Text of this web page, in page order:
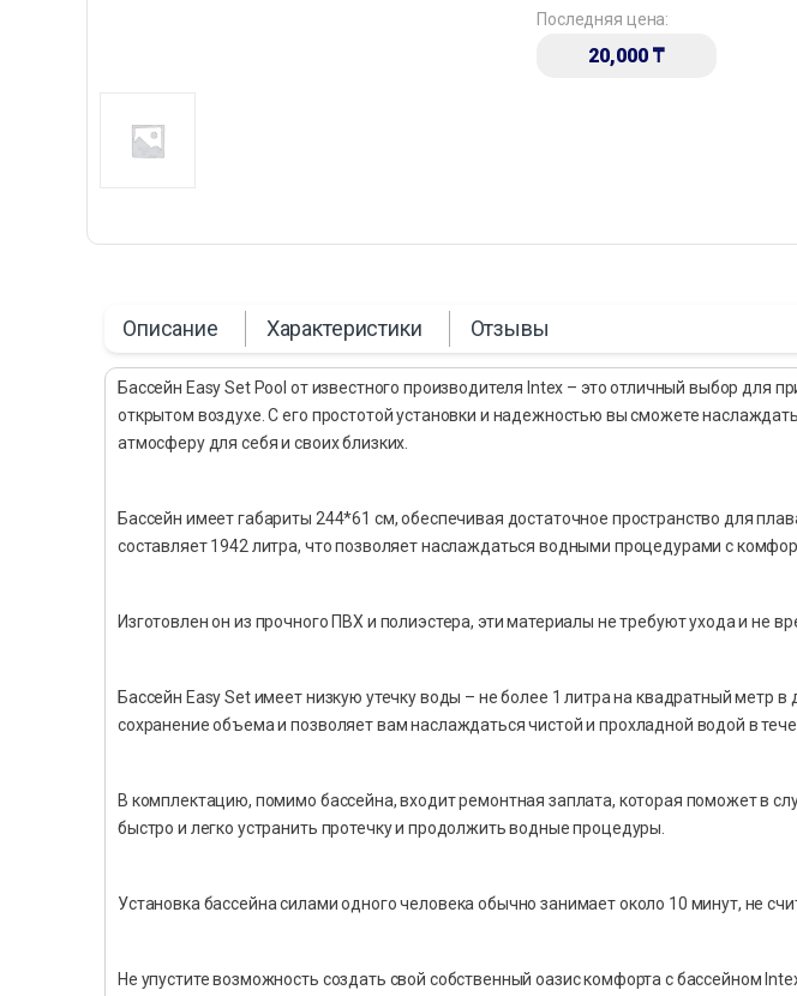
Последняя цена:
20,000 ₸
Описание Характеристики Отзывы
Бассейн Easy Set Pool от известного производителя Intex – это отличный выбор для
открытом воздухе. С его простотой установки и надежностью вы сможете
атмосферу для себя и своих близких.
Бассейн имеет габариты 244*61 см, обеспечивая достаточное пространство для
составляет 1942 литра, что позволяет наслаждаться водными процедурами с
Изготовлен он из прочного ПВХ и полиэстера, эти материалы не требуют ухода и не
Бассейн Easy Set имеет низкую утечку воды – не более 1 литра на квадратный метр в
сохранение объема и позволяет вам наслаждаться чистой и прохладной водой в
В комплектацию, помимо бассейна, входит ремонтная заплата, которая поможет в
быстро и легко устранить протечку и продолжить водные процедуры.
Установка бассейна силами одного человека обычно занимает около 10 минут, не
Не упустите возможность создать свой собственный оазис комфорта с бассейном